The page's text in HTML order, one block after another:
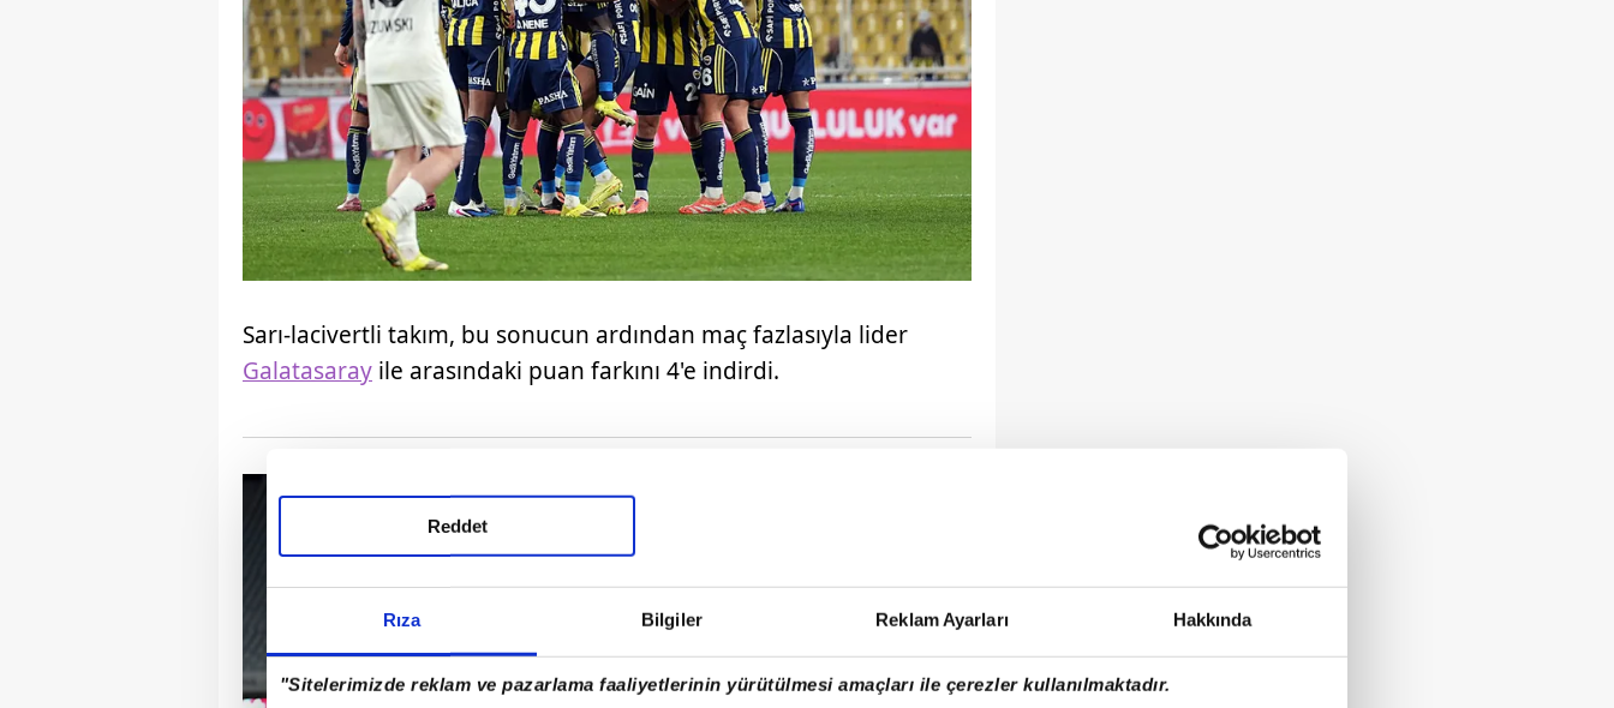
Rıza Bilgiler Reklam Ayarları Hakkında
"Sitelerimizde reklam ve pazarlama faaliyetlerinin yürütülmesi amaçları ile çerezler kullanılmaktadır.
Reddet
Sarı-lacivertli takım, bu sonucun ardından maç fazlasıyla lider
Galatasaray ile arasındaki puan farkını 4'e indirdi.